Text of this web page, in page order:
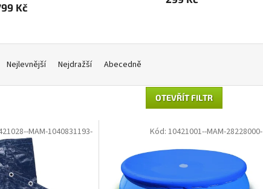
Kč
Nejlevnější Nejdražší Abecedně
OTEVŘÍT FILTR
MAM-1040831193- Kód: 10421001--MAM-28228000-